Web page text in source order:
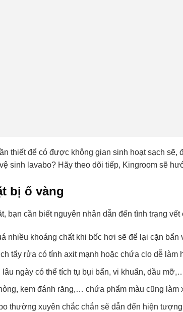
thiết để có được không gian sinh hoạt sạch
sinh lavabo? Hãy theo dõi tiếp, Kingroom sẽ
bị ố vàng
, bạn cần biết nguyên nhân dẫn đến tình trạng
nhiều khoáng chất khi bốc hơi sẽ để lại cặn bẩn
tẩy rửa có tính axit mạnh hoặc chứa clo dễ làm
lâu ngày có thể tích tụ bụi bẩn, vi khuẩn, dầu
kem đánh răng,… chứa phẩm màu cũng làm
thường xuyên chắc chắn sẽ dẫn đến hiện